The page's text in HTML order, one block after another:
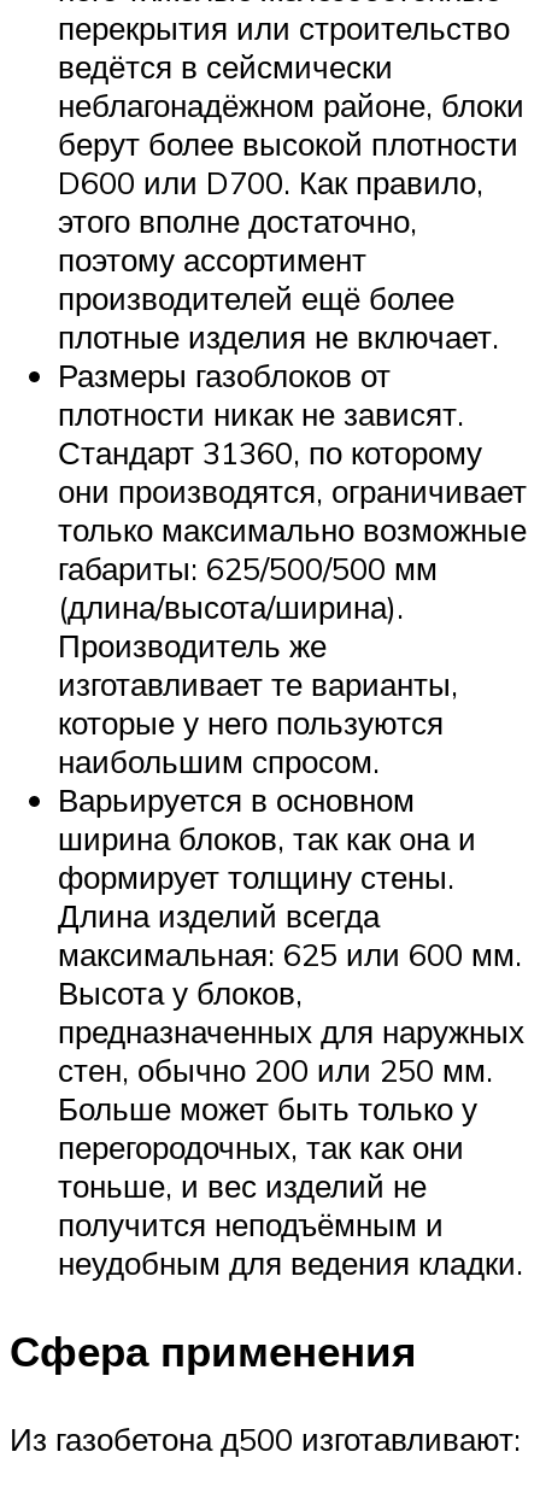
перекрытия или строительство
ведётся в сейсмически
неблагонадёжном районе, блоки
берут более высокой плотности
D600 или D700. Как правило,
этого вполне достаточно,
поэтому ассортимент
производителей ещё более
плотные изделия не включает.
Размеры газоблоков от
плотности никак не зависят.
Стандарт 31360, по которому
они производятся, ограничивает
только максимально возможные
габариты: 625/500/500 мм
(длина/высота/ширина).
Производитель же
изготавливает те варианты,
которые у него пользуются
наибольшим спросом.
Варьируется в основном
ширина блоков, так как она и
формирует толщину стены.
Длина изделий всегда
максимальная: 625 или 600 мм.
Высота у блоков,
предназначенных для наружных
стен, обычно 200 или 250 мм.
Больше может быть только у
перегородочных, так как они
тоньше, и вес изделий не
получится неподъёмным и
неудобным для ведения кладки.
Сфера применения
Из газобетона д500 изготавливают: